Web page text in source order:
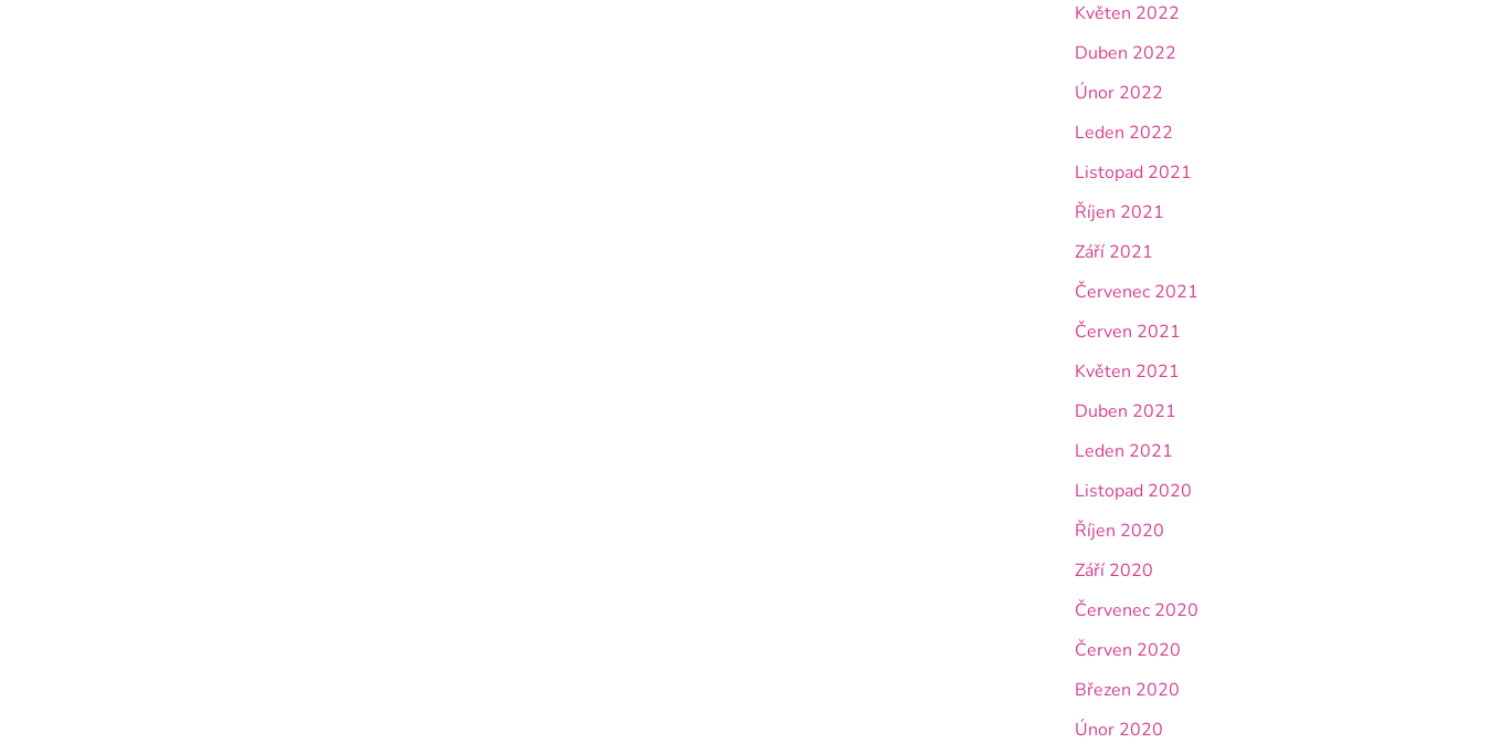
Květen 2022
Duben 2022
Únor 2022
Leden 2022
Listopad 2021
Říjen 2021
Září 2021
Červenec 2021
Červen 2021
Květen 2021
Duben 2021
Leden 2021
Listopad 2020
Říjen 2020
Září 2020
Červenec 2020
Červen 2020
Březen 2020
Únor 2020